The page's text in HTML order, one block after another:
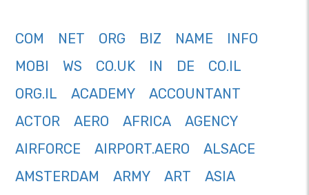
COM NET ORG BIZ NAME
INFO
MOBI
WS CO.UK IN DE
CO.IL
ORG.IL
ACADEMY
ACCOUNTANT
ACTOR
AERO AFRICA
AGENCY
AIRFORCE
AIRPORT.AERO
ALSACE
AMSTERDAM
ARMY ART
ASIA